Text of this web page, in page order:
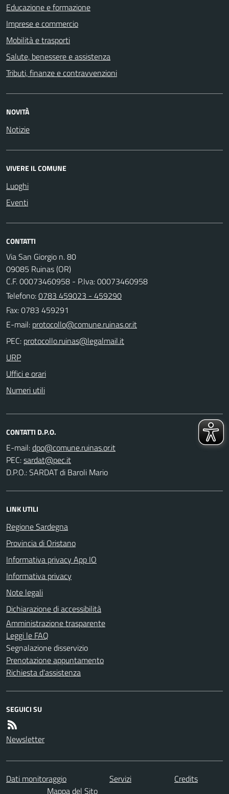
Educazione e formazione
Imprese e commercio
Mobilità e trasporti
Salute, benessere e assistenza
Tributi, finanze e contravvenzioni
NOVITÀ
Notizie
VIVERE IL COMUNE
Luoghi
Eventi
CONTATTI
Via San Giorgio n. 80
09085 Ruinas (OR)
C.F. 00073460958 - P.Iva: 00073460958
Telefono:0783 459023 - 459290
Fax: 0783 459291
E-mail:
PEC:
URP
Uffici e orari
Numeri utili
CONTATTI D.P.O.
E-mail:
PEC:
D.P.O.: SARDAT di Baroli Mario
LINK UTILI
Regione Sardegna
Provincia di Oristano
Informativa privacy App IO
Informativa privacy
Note legali
Dichiarazione di accessibilità
Amministrazione trasparente
Leggi le FAQ
Segnalazione disservizio
Prenotazione appuntamento
Richiesta d'assistenza
SEGUICI SU
Newsletter
Dati monitoraggio Servizi
Credits
Mappa del Sito